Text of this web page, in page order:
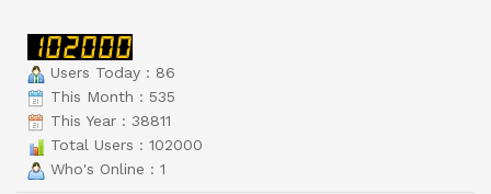
Users Today : 86
This Month : 535
This Year : 38811
Total Users : 102000
Who's Online : 1